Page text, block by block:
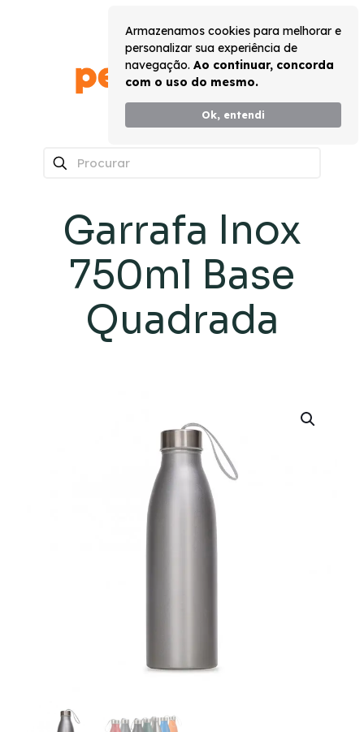
Armazenamos cookies para melhorar e
personalizar sua experiência de
navegação. Ao continuar, concorda
com o uso do mesmo.
Ok, entendi
Garrafa Inox
750ml Base
Quadrada